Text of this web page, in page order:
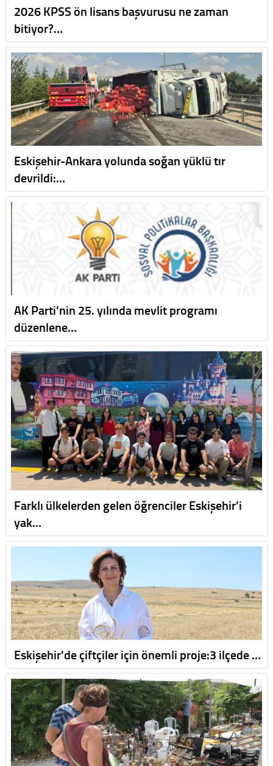
2026 KPSS ön lisans başvurusu ne zaman
bitiyor?…
Eskişehir-Ankara yolunda soğan yüklü tır
devrildi:…
AK Parti’nin 25. yılında mevlit programı
düzenlene…
Farklı ülkelerden gelen öğrenciler Eskişehir’i
yak…
Eskişehir'de çiftçiler için önemli proje:3 ilçede …